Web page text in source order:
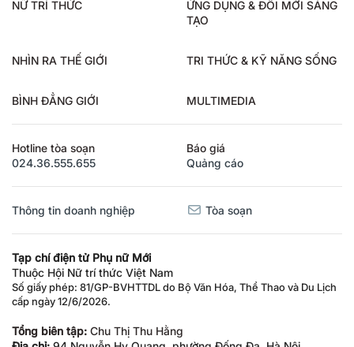
NỮ TRÍ THỨC
ỨNG DỤNG & ĐỔI MỚI SÁNG
TẠO
NHÌN RA THẾ GIỚI TRI THỨC & KỸ NĂNG SỐNG
BÌNH ĐẲNG GIỚI MULTIMEDIA
Hotline tòa soạn
024.36.555.655
Báo giá
Quảng cáo
Thông tin doanh nghiệp Tòa soạn
Tạp chí điện tử Phụ nữ Mới
Thuộc Hội Nữ trí thức Việt Nam
Số giấy phép: 81/GP-BVHTTDL do Bộ Văn Hóa, Thể Thao và Du Lịch
cấp ngày 12/6/2026.
Tổng biên tập: Chu Thị Thu Hằng